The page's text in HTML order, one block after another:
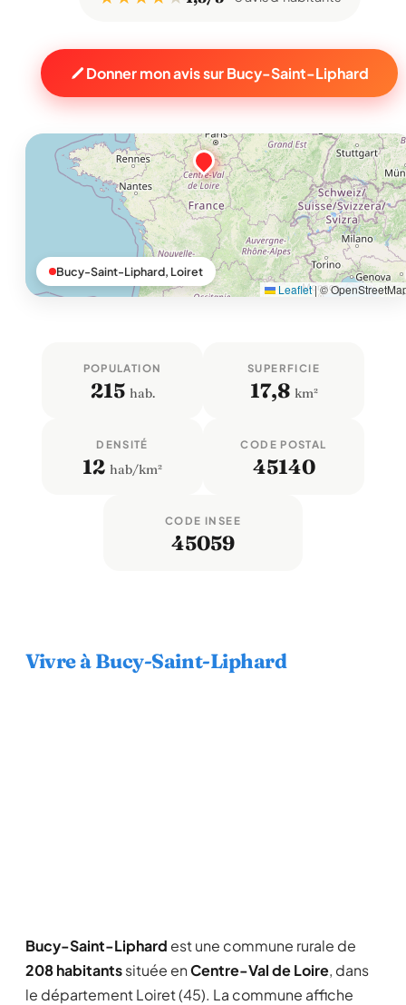
Donner mon avis sur Bucy-Saint-Liphard
Leaflet|©
Bucy-Saint-Liphard, Loiret
POPULATION
215 hab.
SUPERFICIE
17,8 km²
DENSITÉ
12 hab/km²
CODE POSTAL
45140
CODE INSEE
45059
Vivre à Bucy-Saint-Liphard
Bucy-Saint-Liphard est une commune rurale de
208 habitantssituée enCentre-Val de Loire, dans
le département Loiret (45). La commune affiche